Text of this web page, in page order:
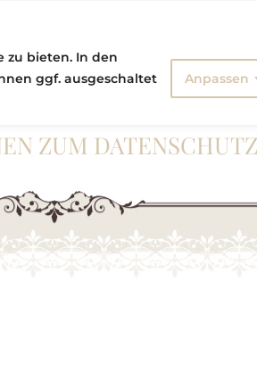
zu bieten. In den
ggf. ausgeschaltet
Anpassen
ZUM DATENSCHUTZ